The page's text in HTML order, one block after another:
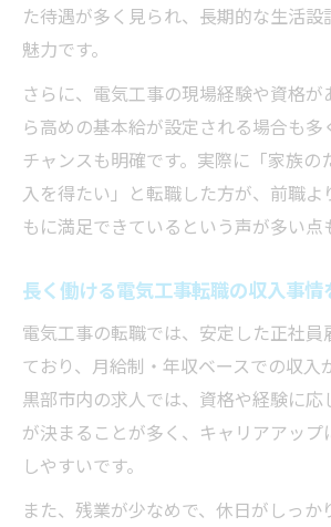
た待遇が多く見られ、長期的な生活設
魅力です。
さらに、電気工事の現場経験や資格
ら高めの基本給が設定される場合も
チャンスも明確です。実際に「家族の
入を得たい」と転職した方が、前職よ
もに満足できているという声が多い点
長く働ける電気工事転職の収入事情
電気工事の転職では、安定した正社員
ており、月給制・年収ベースでの収入
黒部市内の求人では、資格や経験に応
が決まることが多く、キャリアアップ
しやすいです。
また、残業が少なめで、休日がしっか